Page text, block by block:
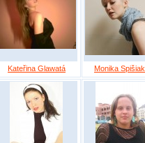
Kateřina Glawatá Monika